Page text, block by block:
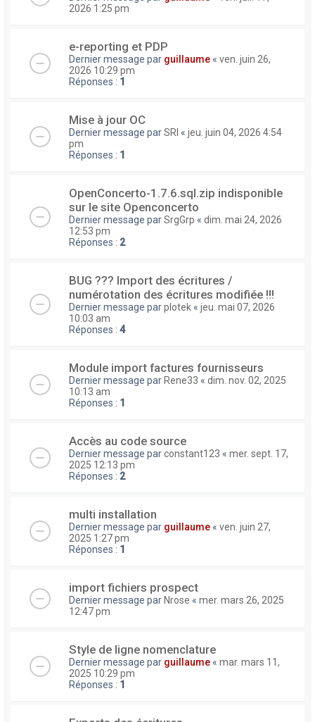
2026 1:25 pm
e-reporting et PDP
Dernier message par guillaume « ven. juin 26,
2026 10:29 pm
Réponses : 1
Mise à jour OC
Dernier message parSRI « jeu. juin 04, 2026 4:54
pm
Réponses : 1
OpenConcerto-1.7.6.sql.zip indisponible
sur le site Openconcerto
Dernier message parSrgGrp « dim. mai 24, 2026
12:53 pm
Réponses : 2
BUG ??? Import des écritures /
numérotation des écritures modifiée !!!
Dernier message parplotek « jeu. mai 07, 2026
10:03 am
Réponses : 4
Module import factures fournisseurs
Dernier message par Rene33 « dim. nov. 02, 2025
10:13 am
Réponses : 1
Accès au code source
Dernier message parconstant123 « mer. sept. 17,
2025 12:13 pm
Réponses : 2
multi installation
Dernier message par guillaume « ven. juin 27,
2025 1:27 pm
Réponses : 1
import fichiers prospect
Dernier message par Nrose « mer. mars 26, 2025
12:47 pm
Style de ligne nomenclature
Dernier message par guillaume « mar. mars 11,
2025 10:29 pm
Réponses : 1